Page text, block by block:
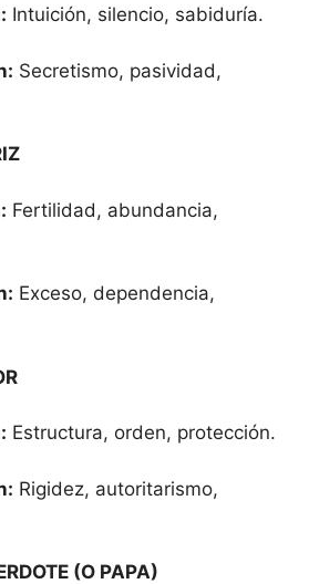
Intuición, silencio, sabiduría.
Secretismo, pasividad,
Fertilidad, abundancia,
Exceso, dependencia,
Estructura, orden, protección.
Rigidez, autoritarismo,
(O PAPA)